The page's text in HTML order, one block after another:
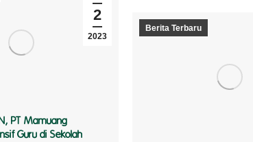
2
2023
PT Mamuang
Guru di Sekolah
Berita Terbaru